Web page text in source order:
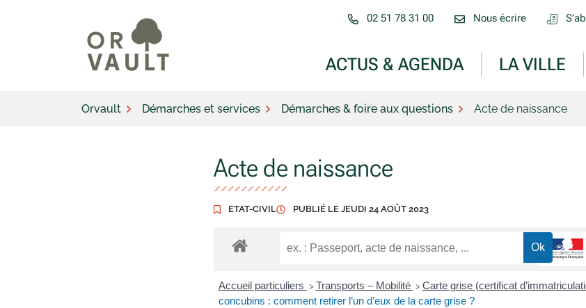
02 51 78 31 00 Nous écrire
ACTUS & AGENDA LA VILLE
Orvault Démarches et services Démarches & foire aux questions Acte de naissance
Acte de naissance
ETAT-CIVIL PUBLIÉ LE JEUDI 24 AOÛT 2023
Accueil particuliers > Transports – Mobilité > Carte grise (certificat
concubins : comment retirer l’un d’eux de la carte grise ?